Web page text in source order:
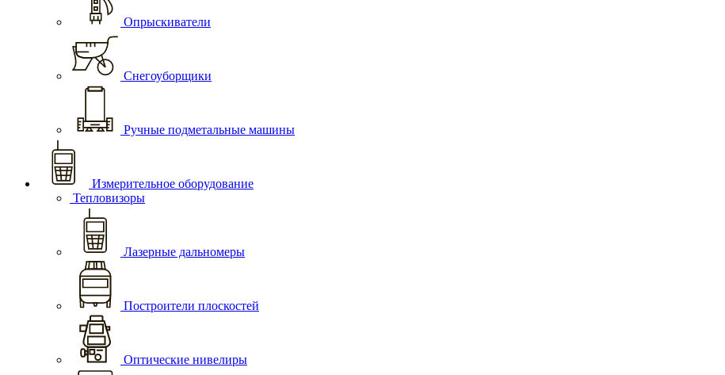
Опрыскиватели
Снегоуборщики
Ручные подметальные машины
Измерительное оборудование
Тепловизоры
Лазерные дальномеры
Построители плоскостей
Оптические нивелиры